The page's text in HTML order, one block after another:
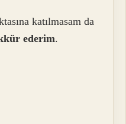
katılmasam da
ederim.